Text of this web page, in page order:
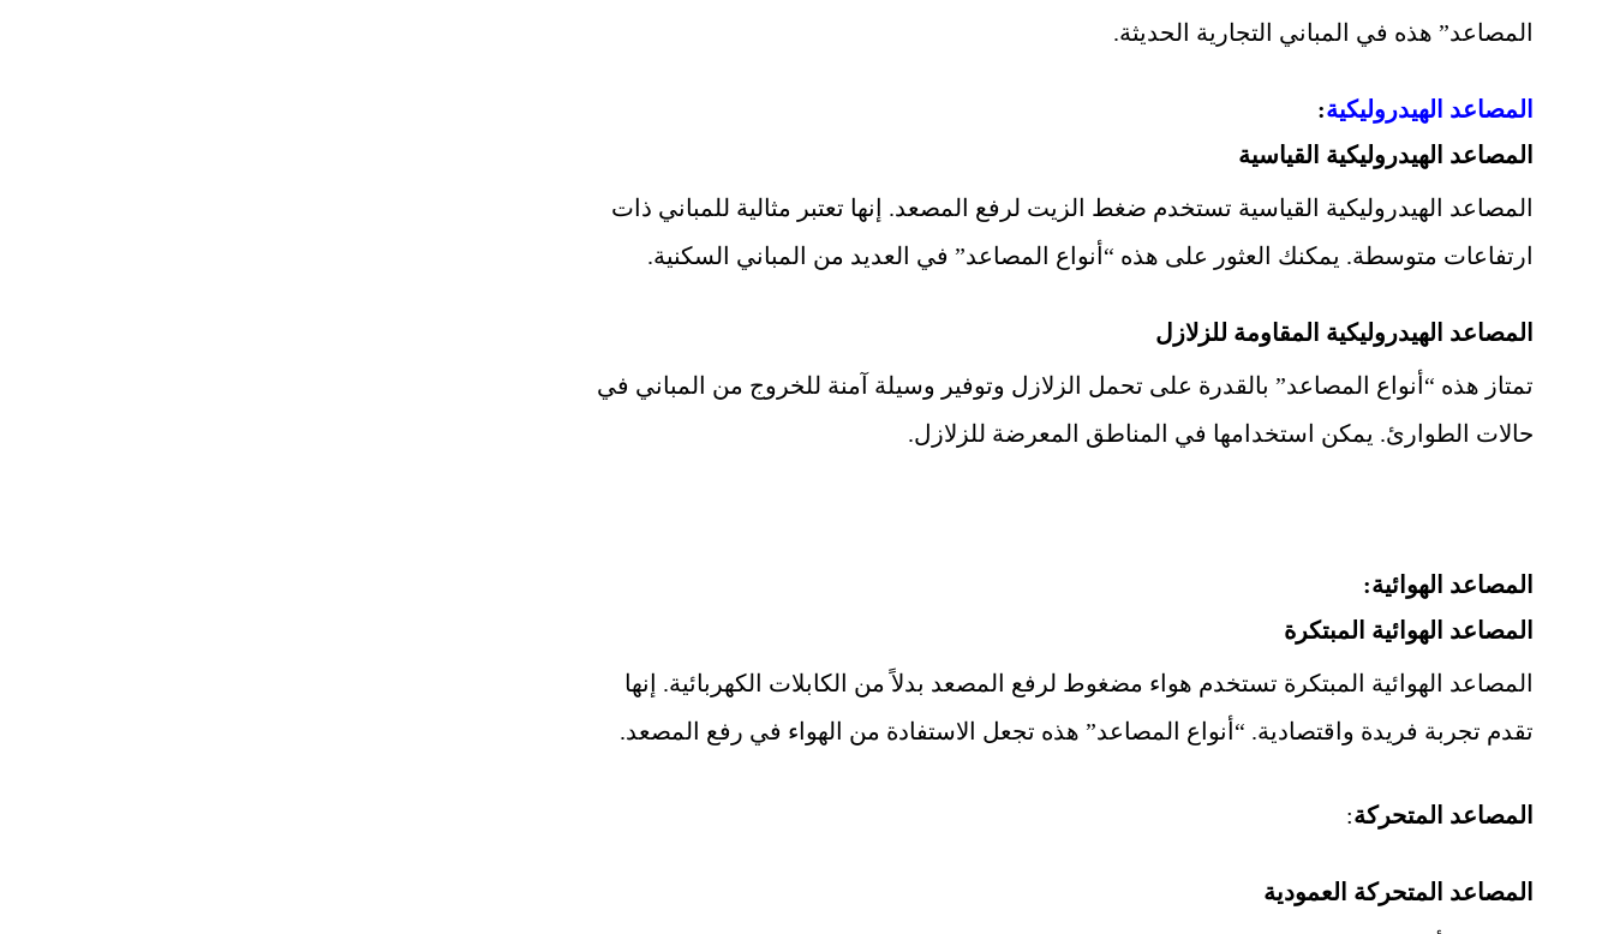
المصاعد” هذه في المباني التجارية الحديثة.
المصاعد الهيدروليكية:
المصاعد الهيدروليكية القياسية
المصاعد الهيدروليكية القياسية تستخدم ضغط الزيت لرفع المصعد. إنها تعتبر مثالية للمباني ذات
ارتفاعات متوسطة. يمكنك العثور على هذه “أنواع المصاعد” في العديد من المباني السكنية.
المصاعد الهيدروليكية المقاومة للزلازل
تمتاز هذه “أنواع المصاعد” بالقدرة على تحمل الزلازل وتوفير وسيلة آمنة للخروج من المباني في
حالات الطوارئ. يمكن استخدامها في المناطق المعرضة للزلازل.
المصاعد الهوائية:
المصاعد الهوائية المبتكرة
المصاعد الهوائية المبتكرة تستخدم هواء مضغوط لرفع المصعد بدلاً من الكابلات الكهربائية. إنها
تقدم تجربة فريدة واقتصادية. “أنواع المصاعد” هذه تجعل الاستفادة من الهواء في رفع المصعد.
المصاعد المتحركة:
المصاعد المتحركة العمودية